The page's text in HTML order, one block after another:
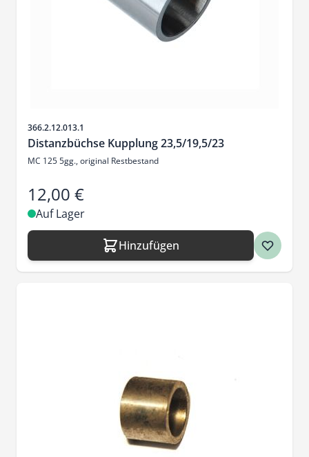
Artikelnr.
366.2.12.013.1
Distanzbüchse Kupplung 23,5/19,5/23
MC 125 5gg., original Restbestand
12,00 €
Auf Lager
Hinzufügen